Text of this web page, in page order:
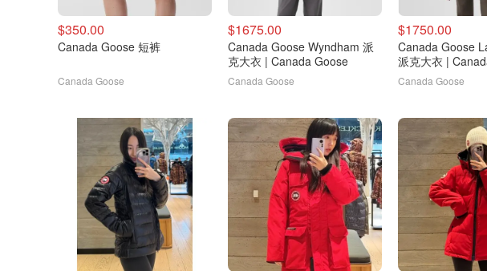
$350.00
Canada Goose 短裤
Canada Goose
$1675.00
Canada Goose Wyndham 派
克大衣 | Canada Goose
Canada Goose
$1750.00
Canada Goose
派克大衣 |
Canada Goose